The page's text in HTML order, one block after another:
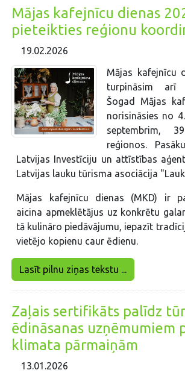
Mājas kafejnīcu dienas
pieteikties reģionu
19.02.2026
Mājas kafejnīcu
turpināsim arī
Šogad Mājas
norisināsies no
septembrim,
reģionos.
Latvijas Investīciju un attīstības
Latvijas lauku tūrisma asociācija
Mājas kafejnīcu dienas (MKD) ir
aicina apmeklētājus uz konkrētu
tā kulināro piedāvājumu, iepazīt
vietējo kopienu caur ēdienu.
Lasīt pilnu ziņas tekstu ...
Zaļais sertifikāts palīdz
ēdināsanas uzņēmumiem
klimata pārmaiņām
13.01.2026